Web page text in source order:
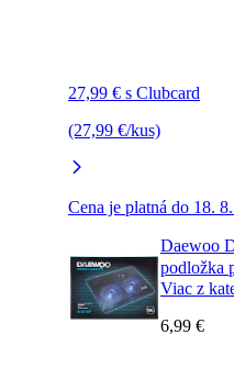
27,99 € s Clubcard
(27,99 €/kus)
Cena je platná do 18.
Daewoo
podložka
Viac z
6,99 €